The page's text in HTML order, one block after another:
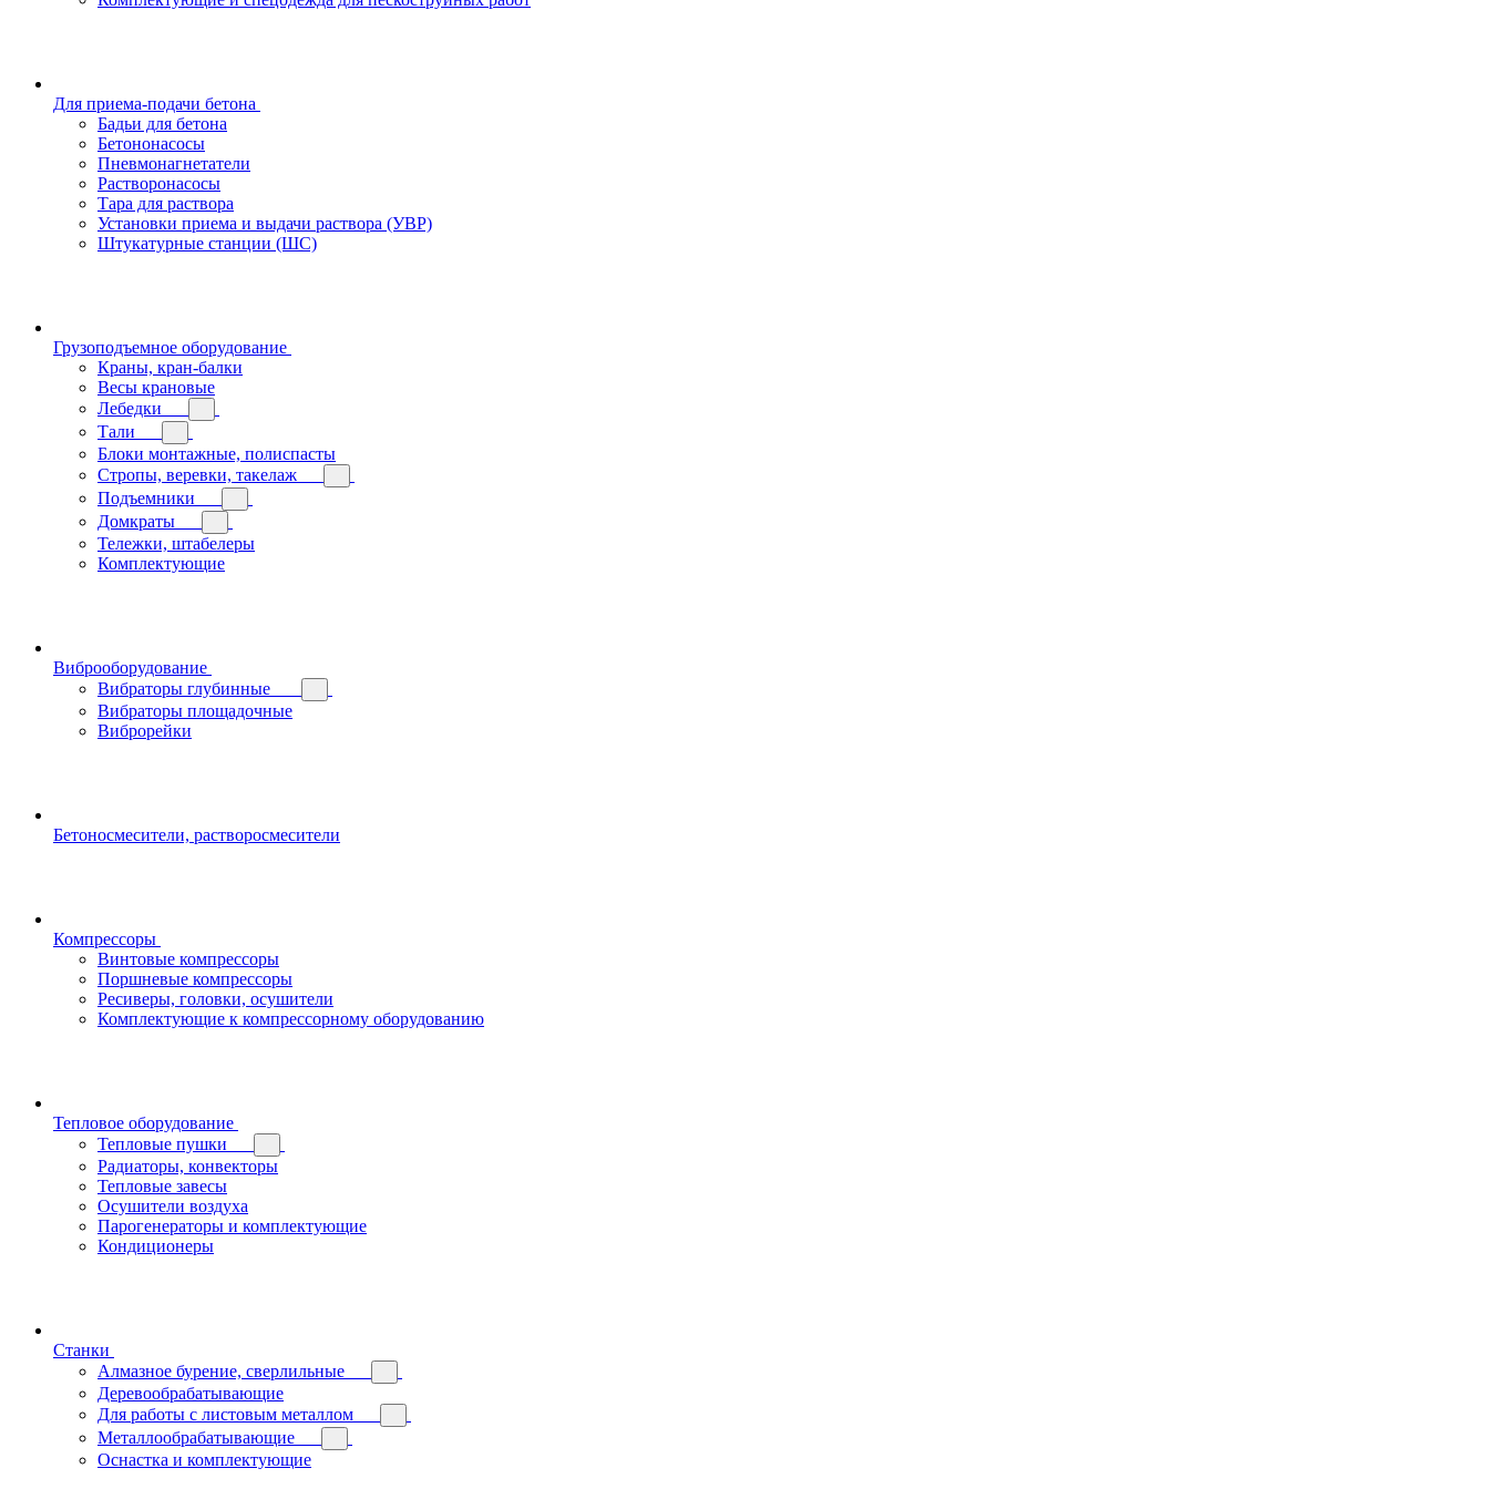
Для приема-подачи бетона
Бадьи для бетона
Бетононасосы
Пневмонагнетатели
Растворонасосы
Тара для раствора
Установки приема и выдачи раствора (УВР)
Штукатурные станции (ШС)
Грузоподъемное оборудование
Краны, кран-балки
Весы крановые
Лебедки
Тали
Блоки монтажные, полиспасты
Стропы, веревки, такелаж
Подъемники
Домкраты
Тележки, штабелеры
Комплектующие
Виброоборудование
Вибраторы глубинные
Вибраторы площадочные
Виброрейки
Бетоносмесители, растворосмесители
Компрессоры
Винтовые компрессоры
Поршневые компрессоры
Ресиверы, головки, осушители
Комплектующие к компрессорному оборудованию
Тепловое оборудование
Тепловые пушки
Радиаторы, конвекторы
Тепловые завесы
Осушители воздуха
Парогенераторы и комплектующие
Кондиционеры
Станки
Алмазное бурение, сверлильные
Деревообрабатывающие
Для работы с листовым металлом
Металлообрабатывающие
Оснастка и комплектующие